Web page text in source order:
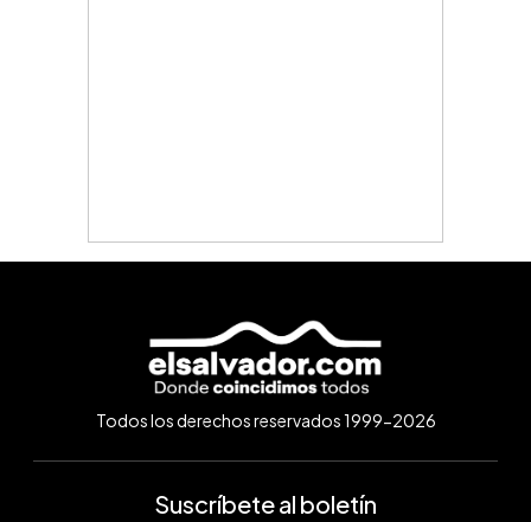
Todos los derechos reservados 1999-2026
Suscríbete al boletín